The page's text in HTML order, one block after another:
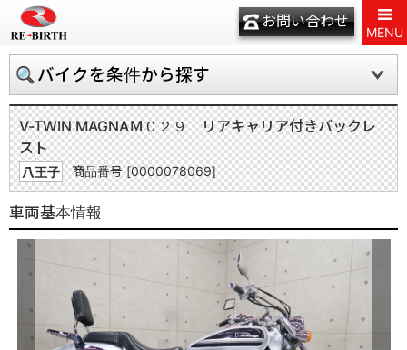
お問い合わせ
MENU
バイクを条件から探す
V-TWIN MAGNAＭＣ２９ リアキャリア付きバックレ
スト
八王子 商品番号 [0000078069]
車両基本情報